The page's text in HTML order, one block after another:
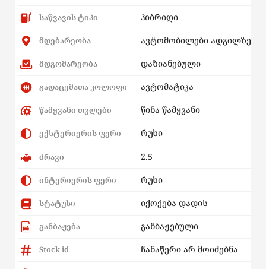
საწვავის ტიპი ჰიბრიდი
მდებარეობა ავტომობილები ადგილზე
მდგომარეობა დაზიანებული
გადაცემათა კოლოფი ავტომატიკა
წამყვანი თვლები წინა წამყვანი
ექსტერიერის ფერი რუხი
ძრავი 2.5
ინტერიერის ფერი რუხი
სტატუსი იქოქება დადის
განბაჟება განბაჟებული
Stock id ჩანაწერი არ მოიძებნა